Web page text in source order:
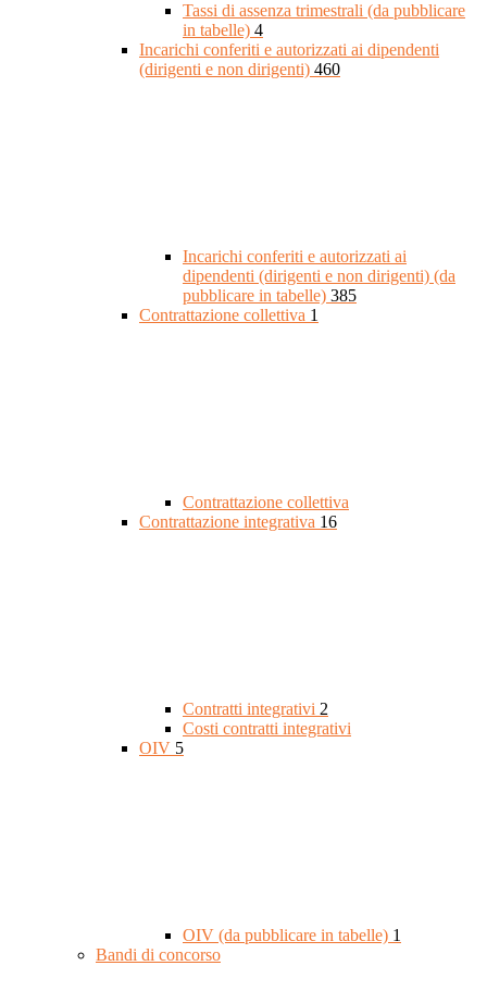
Tassi di assenza trimestrali (da pubblicare
in tabelle) 4
Incarichi conferiti e autorizzati ai dipendenti
(dirigenti e non dirigenti) 460
Incarichi conferiti e autorizzati ai
dipendenti (dirigenti e non dirigenti) (da
pubblicare in tabelle) 385
Contrattazione collettiva 1
Contrattazione collettiva
Contrattazione integrativa 16
Contratti integrativi 2
Costi contratti integrativi
OIV 5
OIV (da pubblicare in tabelle) 1
Bandi di concorso